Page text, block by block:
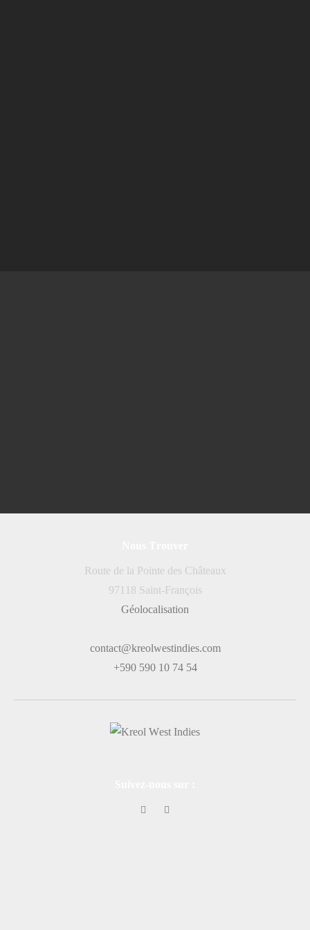
Route de la Pointe des Châteaux
97118 Saint-François
Géolocalisation
contact@kreolwestindies.com
+590 590 10 74 54